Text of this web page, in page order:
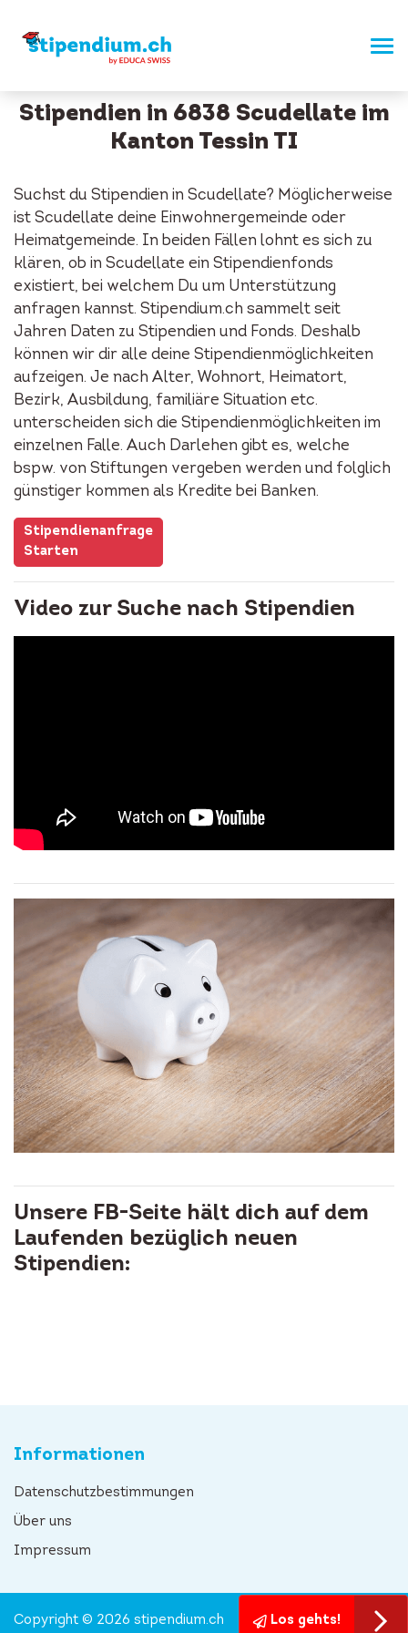
Stipendien in 6838 Scudellate im
Kanton Tessin TI
Suchst du Stipendien in Scudellate? Möglicherweise
ist Scudellate deine Einwohnergemeinde oder
Heimatgemeinde. In beiden Fällen lohnt es sich zu
klären, ob in Scudellate ein Stipendienfonds
existiert, bei welchem Du um Unterstützung
anfragen kannst. Stipendium.ch sammelt seit
Jahren Daten zu Stipendien und Fonds. Deshalb
können wir dir alle deine Stipendienmöglichkeiten
aufzeigen. Je nach Alter, Wohnort, Heimatort,
Bezirk, Ausbildung, familiäre Situation etc.
unterscheiden sich die Stipendienmöglichkeiten im
einzelnen Falle. Auch Darlehen gibt es, welche
bspw. von Stiftungen vergeben werden und folglich
günstiger kommen als Kredite bei Banken.
Stipendienanfrage
Starten
Video zur Suche nach Stipendien
Unsere FB-Seite hält dich auf dem
Laufenden bezüglich neuen
Stipendien:
Informationen
Datenschutzbestimmungen
Über uns
Impressum
Los gehts!
Copyright © 2026 stipendium.ch